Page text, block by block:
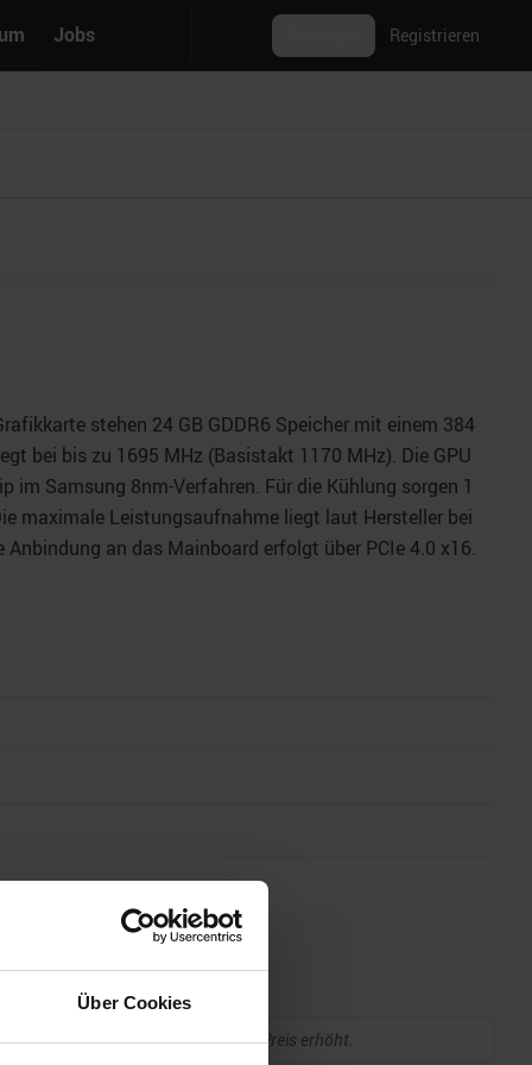
Über Cookies
Jobs Registrieren
stehen 24 GB GDDR6 Speicher mit einem 384
bei bis zu 1695 MHz (Basistakt 1170 MHz). Die GPU
Samsung 8nm-Verfahren. Für die Kühlung sorgen 1
maximale Leistungsaufnahme liegt laut Hersteller bei
an das Mainboard erfolgt über PCIe 4.0 x16.
Daten
Provision, ohne dass sich euer Preis erhöht.